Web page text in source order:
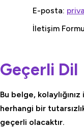
E-posta:
İletişim
Geçerli Dil
Bu belge,
herhangi bir
geçerli olacaktır.